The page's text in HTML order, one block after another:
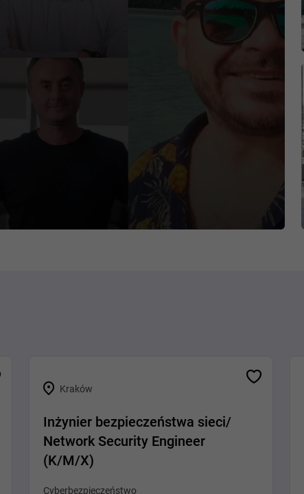
Kraków
Inżynier bezpieczeństwa sieci/
Network Security Engineer
(K/M/X)
Cyberbezpieczeństwo